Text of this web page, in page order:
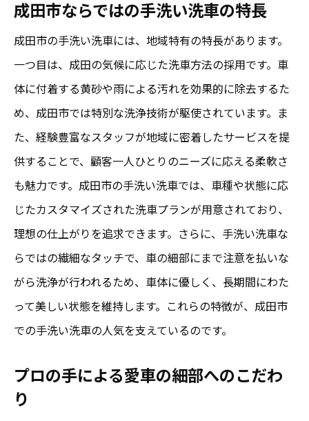
成田の手洗い洗車で実現するディテールの
美
手洗い洗車が生む車内外の清潔感
成田の手洗い洗車で得られるストレスフリ
ーのひと時
細部まで美しく成田の手洗い洗車の技術
プロフェッショナルの技術が光る瞬間
手洗い洗車がもたらす細部への圧倒的効果
成田市の職人技による手洗い洗車の実力
手洗い洗車が叶える完璧なる仕上がり
成田の手洗い洗車技術の革新に迫る
成田市のプロが教える手洗い洗車の極意
成田市ならではの手洗い洗車の特長
成田市の手洗い洗車には、地域特有の特長があります。
一つ目は、成田の気候に応じた洗車方法の採用です。車
体に付着する黄砂や雨による汚れを効果的に除去するた
め、成田市では特別な洗浄技術が駆使されています。ま
た、経験豊富なスタッフが地域に密着したサービスを提
供することで、顧客一人ひとりのニーズに応える柔軟さ
も魅力です。成田市の手洗い洗車では、車種や状態に応
じたカスタマイズされた洗車プランが用意されており、
理想の仕上がりを追求できます。さらに、手洗い洗車な
らではの繊細なタッチで、車の細部にまで注意を払いな
がら洗浄が行われるため、車体に優しく、長期間にわた
って美しい状態を維持します。これらの特徴が、成田市
での手洗い洗車の人気を支えているのです。
プロの手による愛車の細部へのこだわ
り